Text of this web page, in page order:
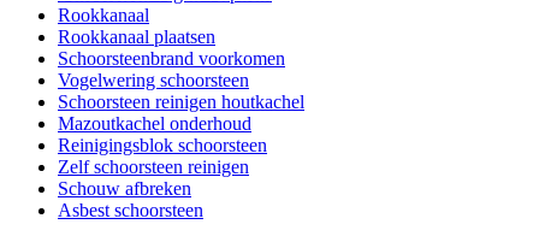
Rookkanaal
Rookkanaal plaatsen
Schoorsteenbrand voorkomen
Vogelwering schoorsteen
Schoorsteen reinigen houtkachel
Mazoutkachel onderhoud
Reinigingsblok schoorsteen
Zelf schoorsteen reinigen
Schouw afbreken
Asbest schoorsteen